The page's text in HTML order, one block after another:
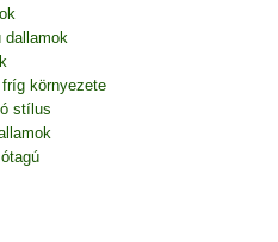
dallamok
környezete
stílus